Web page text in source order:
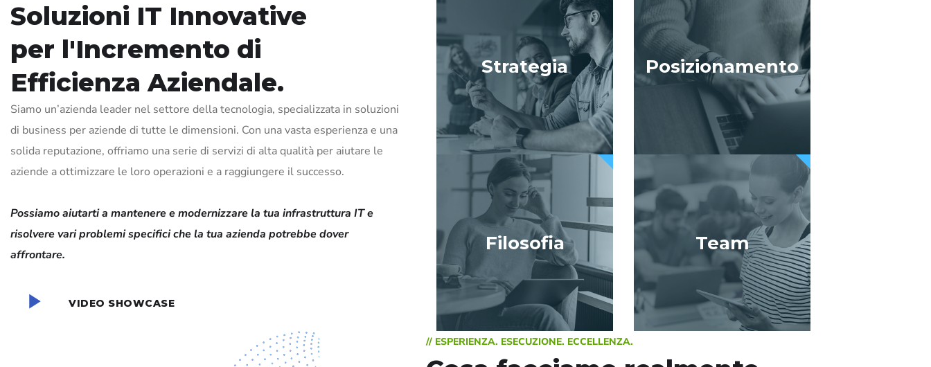
Soluzioni IT Innovative
per l'Incremento di
Efficienza Aziendale.
Siamo un’azienda leader nel settore della tecnologia, specializzata in soluzioni
di business per aziende di tutte le dimensioni. Con una vasta esperienza e una
solida reputazione, offriamo una serie di servizi di alta qualità per aiutare le
aziende a ottimizzare le loro operazioni e a raggiungere il successo.
Possiamo aiutarti a mantenere e modernizzare la tua infrastruttura IT e
risolvere vari problemi specifici che la tua azienda potrebbe dover
affrontare.
VIDEO SHOWCASE
Strategia
Filosofia
Posizionamento
Team
// ESPERIENZA. ESECUZIONE. ECCELLENZA.